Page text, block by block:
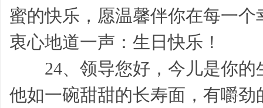
蜜的快乐，愿温馨伴你在每一
衷心地道一声：生日快乐！
24、领导您好，今儿是你的
他如一碗甜甜的长寿面，有嚼